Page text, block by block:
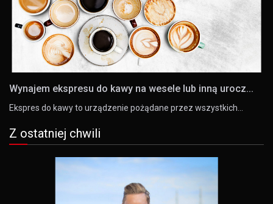
Wynajem ekspresu do kawy na wesele lub inną urocz...
Ekspres do kawy to urządzenie pożądane przez wszystkich…
Z ostatniej chwili